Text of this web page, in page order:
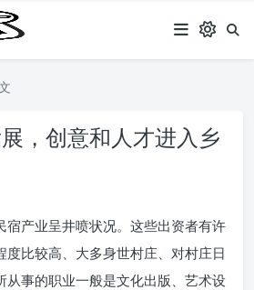
，创意和人才进入乡
宿产业呈井喷状况。这些出资者有许
度比较高、大多身世村庄、对村庄日
从事的职业一般是文化出版、艺术设